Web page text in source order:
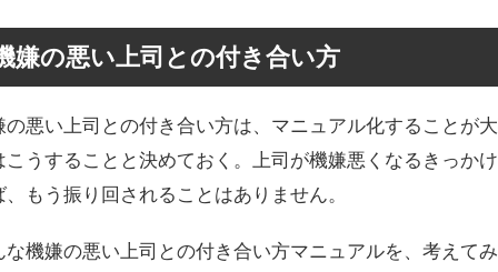
嫌の悪い上司との付き合い方
の悪い上司との付き合い方は、マニュアル化することが
こうすることと決めておく。上司が機嫌悪くなるきっか
、もう振り回されることはありません。
な機嫌の悪い上司との付き合い方マニュアルを、考えてみ